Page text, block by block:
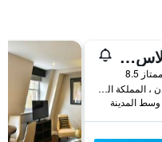
ستراند بالاس هوتل
ممتاز 8.5
372 ستراند، لندن ، المملكة المتحدة, لندن, المملكة المتحدة